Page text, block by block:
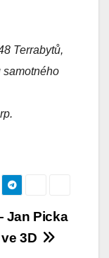
Terrabytů,
Jan Picka
3D